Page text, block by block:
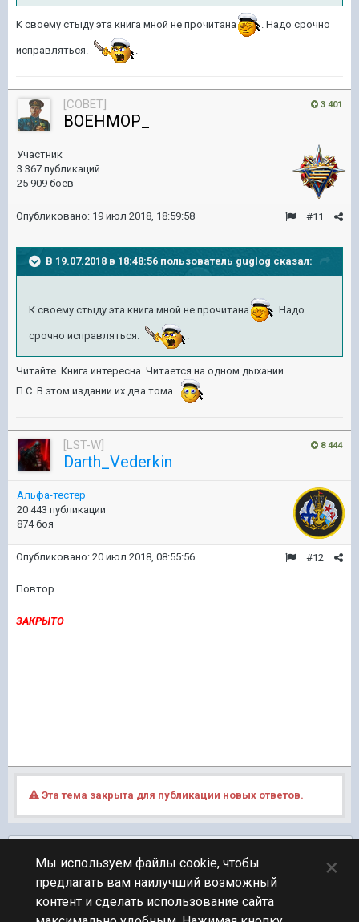
К своему стыду эта книга мной не прочитана . Надо срочно
исправляться. .
3 401
[COBET]
BOEHMOP_
Участник
3 367 публикаций
25 909 боёв
#11
Опубликовано: 19 июл 2018, 18:59:58
В 19.07.2018 в 18:48:56 пользователь guglog сказал:
К своему стыду эта книга мной не прочитана . Надо
срочно исправляться. .
Читайте. Книга интересна. Читается на одном дыхании.
П.С. В этом издании их два тома.
8 444
[LST-W]
Darth_Vederkin
Альфа-тестер
20 443 публикации
874 боя
#12
Опубликовано: 20 июл 2018, 08:55:56
Повтор.
ЗАКРЫТО
Эта тема закрыта для публикации новых ответов.
ПЕРЕЙТИ К СПИСКУ ТЕМ
Общая история
Мы используем файлы cookie, чтобы
предлагать вам наилучший возможный
контент и сделать использование сайта
×